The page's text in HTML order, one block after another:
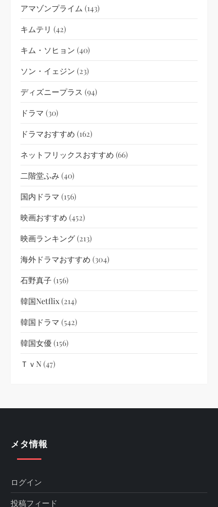
アマゾンプライム (143)
キムテリ (42)
キム・ソヒョン (40)
ソン・イェジン (23)
ディズニープラス (94)
ドラマ (30)
ドラマおすすめ (162)
ネットフリックスおすすめ (66)
二階堂ふみ (40)
国内ドラマ (156)
映画おすすめ (452)
映画ランキング(213)
海外ドラマおすすめ (304)
石野真子 (156)
韓国netflix(214)
韓国ドラマ (542)
韓国女優(156)
ＴｖN(47)
メタ情報
ログイン
投稿フィード